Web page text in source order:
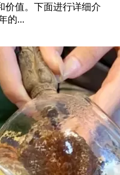
价值。下面进行详细介
的...